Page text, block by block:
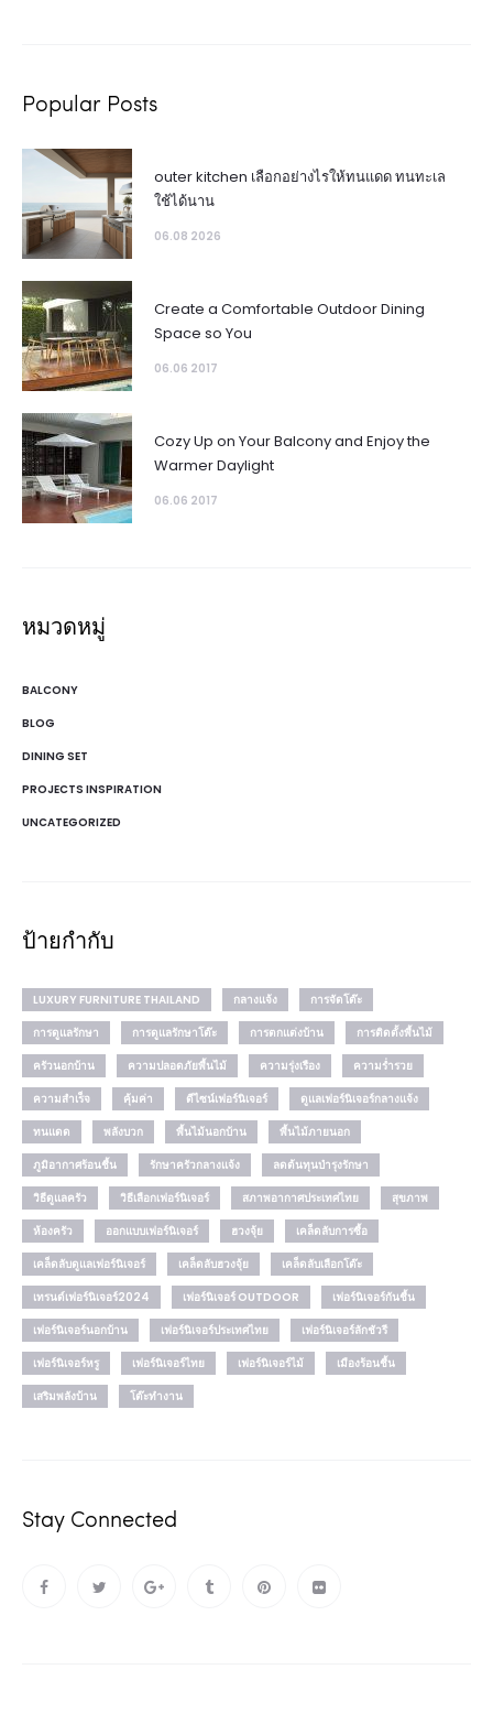
Popular Posts
outer kitchen เลือกอย่างไรให้ทนแดด ทนทะเล
ใช้ได้นาน
06.08 2026
Create a Comfortable Outdoor Dining
Space so You
06.06 2017
Cozy Up on Your Balcony and Enjoy the
Warmer Daylight
06.06 2017
หมวดหมู่
BALCONY
BLOG
DINING SET
PROJECTS INSPIRATION
UNCATEGORIZED
ป้ายกำกับ
LUXURY FURNITURE THAILAND กลางแจ้ง
การจัดโต๊ะ
การดูแลรักษา
การดูแลรักษาโต๊ะ การตกแต่งบ้าน
การติดตั้งพื้นไม้
ครัวนอกบ้าน
ความปลอดภัยพื้นไม้ ความรุ่งเรือง
ความร่ำรวย
ความสำเร็จ
คุ้มค่า ดีไซน์เฟอร์นิเจอร์
ดูแลเฟอร์นิเจอร์กลางแจ้ง
ทนแดด
พลังบวก พื้นไม้นอกบ้าน
พื้นไม้ภายนอก
ภูมิอากาศร้อนชื้น
รักษาครัวกลางแจ้ง
ลดต้นทุนบำรุงรักษา
วิธีดูแลครัว
วิธีเลือกเฟอร์นิเจอร์ สภาพอากาศประเทศไทย
สุขภาพ
ห้องครัว
ออกแบบเฟอร์นิเจอร์ ฮวงจุ้ย
เคล็ดลับการซื้อ
เคล็ดลับดูแลเฟอร์นิเจอร์
เคล็ดลับฮวงจุ้ย
เคล็ดลับเลือกโต๊ะ
เทรนด์เฟอร์นิเจอร์2024
เฟอร์นิเจอร์ OUTDOOR
เฟอร์นิเจอร์กันชื้น
เฟอร์นิเจอร์นอกบ้าน
เฟอร์นิเจอร์ประเทศไทย
เฟอร์นิเจอร์ลักชัวรี
เฟอร์นิเจอร์หรู
เฟอร์นิเจอร์ไทย เฟอร์นิเจอร์ไม้
เมืองร้อนชื้น
เสริมพลังบ้าน
โต๊ะทำงาน
Stay Connected